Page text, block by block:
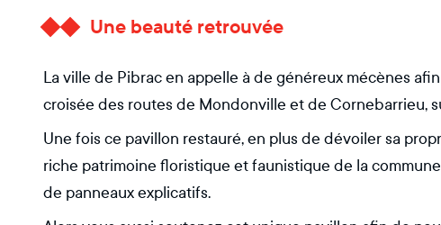
Une beauté retrouvée
La ville de Pibrac en appelle à de généreux mécènes
croisée des routes de Mondonville et de Cornebarrieu,
Une fois ce pavillon restauré, en plus de dévoiler sa
riche patrimoine floristique et faunistique de la
de panneaux explicatifs.